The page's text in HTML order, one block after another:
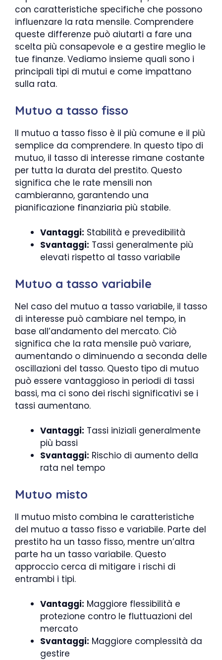
con caratteristiche specifiche che possono
influenzare la rata mensile. Comprendere
queste differenze può aiutarti a fare una
scelta più consapevole e a gestire meglio le
tue finanze. Vediamo insieme quali sono i
principali tipi di mutui e come impattano
sulla rata.
Mutuo a tasso fisso
Il mutuo a tasso fisso è il più comune e il più
semplice da comprendere. In questo tipo di
mutuo, il tasso di interesse rimane costante
per tutta la durata del prestito. Questo
significa che le rate mensili non
cambieranno, garantendo una
pianificazione finanziaria più stabile.
Vantaggi: Stabilità e prevedibilità
Svantaggi: Tassi generalmente più
elevati rispetto al tasso variabile
Mutuo a tasso variabile
Nel caso del mutuo a tasso variabile, il tasso
di interesse può cambiare nel tempo, in
base all’andamento del mercato. Ciò
significa che la rata mensile può variare,
aumentando o diminuendo a seconda delle
oscillazioni del tasso. Questo tipo di mutuo
può essere vantaggioso in periodi di tassi
bassi, ma ci sono dei rischi significativi se i
tassi aumentano.
Vantaggi: Tassi iniziali generalmente
più bassi
Svantaggi: Rischio di aumento della
rata nel tempo
Mutuo misto
Il mutuo misto combina le caratteristiche
del mutuo a tasso fisso e variabile. Parte del
prestito ha un tasso fisso, mentre un’altra
parte ha un tasso variabile. Questo
approccio cerca di mitigare i rischi di
entrambi i tipi.
Vantaggi: Maggiore flessibilità e
protezione contro le fluttuazioni del
mercato
Svantaggi: Maggiore complessità da
gestire